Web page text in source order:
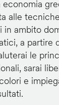
alle
in ambito
a partire
le
sarai
e